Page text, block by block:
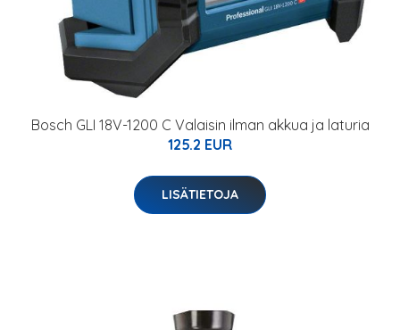
Bosch GLI 18V-1200 C Valaisin ilman akkua ja laturia
125.2 EUR
LISÄTIETOJA